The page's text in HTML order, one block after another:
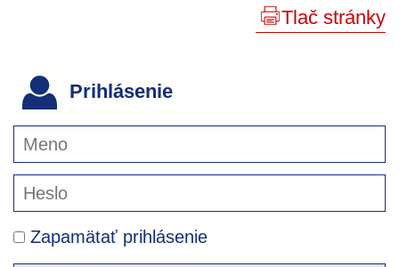
Tlač stránky
Prihlásenie
Zapamätať prihlásenie